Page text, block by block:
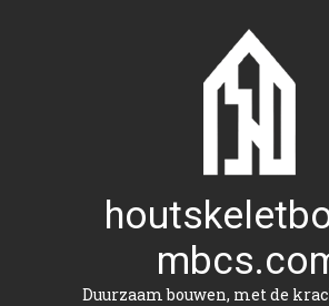
Duurzaam bouwen, met de